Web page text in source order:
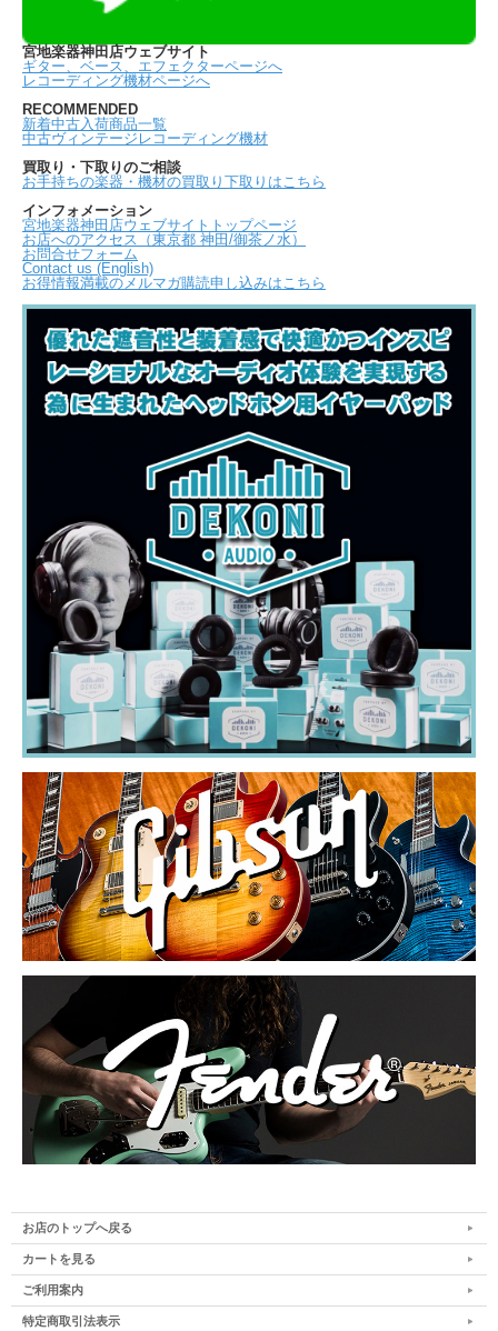
宮地楽器神田店ウェブサイト
ギター、ベース、エフェクターページへ
レコーディング機材ページへ
RECOMMENDED
新着中古入荷商品一覧
中古ヴィンテージレコーディング機材
買取り・下取りのご相談
お手持ちの楽器・機材の買取り下取りはこちら
インフォメーション
宮地楽器神田店ウェブサイトトップページ
お店へのアクセス（東京都 神田/御茶ノ水）
お問合せフォーム
Contact us (English)
お得情報満載のメルマガ購読申し込みはこちら
お店のトップへ戻る
カートを見る
ご利用案内
特定商取引法表示